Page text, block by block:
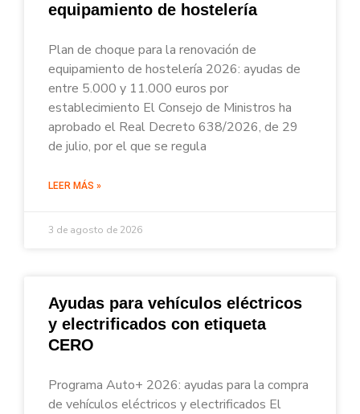
equipamiento de hostelería
Plan de choque para la renovación de
equipamiento de hostelería 2026: ayudas de
entre 5.000 y 11.000 euros por
establecimiento El Consejo de Ministros ha
aprobado el Real Decreto 638/2026, de 29
de julio, por el que se regula
LEER MÁS »
3 de agosto de 2026
Ayudas para vehículos eléctricos
y electrificados con etiqueta
CERO
Programa Auto+ 2026: ayudas para la compra
de vehículos eléctricos y electrificados El